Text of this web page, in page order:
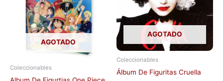
AGOTADO
Coleccionables
AGOTADO
Coleccionables
Álbum De Figuritas Cruella